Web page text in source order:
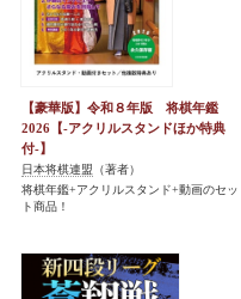
【豪華版】令和８年版 将棋年鑑
2026【-アクリルスタンドほか特典
付-】
日本将棋連盟 （著者）
将棋年鑑+アクリルスタンド+動画のセッ
ト商品！